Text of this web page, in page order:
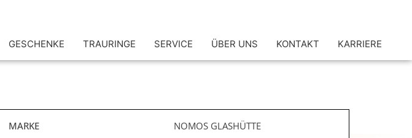
GESCHENKE TRAURINGE SERVICE ÜBER UNS KONTAKT KARRIERE
MARKE
NOMOS GLASHÜTTE